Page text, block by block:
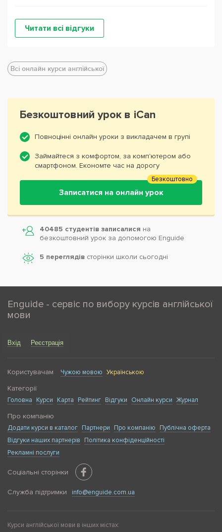
Читати всі відгуки
Всі онлайн курси англійської
Безкоштовний урок в iCan
Повноцінні онлайн уроки з викладачем в групі
Займайтеся з комфортом, за комп'ютером або
смартфоном. Економте час на дорогу
Записатися на онлайн урок
Безкоштовно
40485 студентів записалися на
безкоштовний урок за допомогою Enguide
5 переглядів сторінки школи cьогодні
Enguide - сервіс по вибору курсів англійської
мови
Вхід Реєстрація
Користувачам Чужою мовою Українською
Категорії
Головна Курси Карта Рейтинг Відгуки Онлайн курси Журнал
Про компанію
Додати курси в каталог Партнери Про компанію
Публічна оферта
Відгуки наших партнерів
Політика конфіденційності
Рекламні послуги
Соціальні сторінки
Служба підтримки info@enguide.com.ua
Курси англійської мови в інших містах: